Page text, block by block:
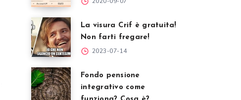
La visura Crif è gratuita!
Non farti fregare!
2023-07-14
Fondo pensione
integrativo come